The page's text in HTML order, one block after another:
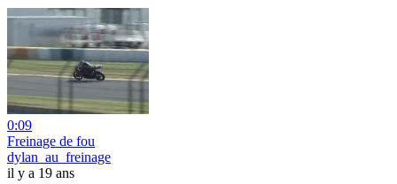
0:09
Freinage de fou
dylan_au_freinage
il y a 19 ans